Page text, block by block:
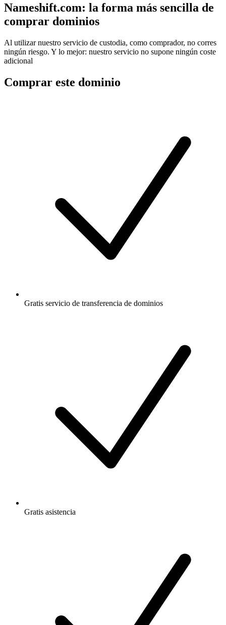
Nameshift.com: la forma más sencilla de
comprar dominios
Al utilizar nuestro servicio de custodia, como comprador, no corres
ningún riesgo. Y lo mejor: nuestro servicio no supone ningún coste
adicional
Comprar este dominio
Gratis servicio de transferencia de dominios
Gratis asistencia